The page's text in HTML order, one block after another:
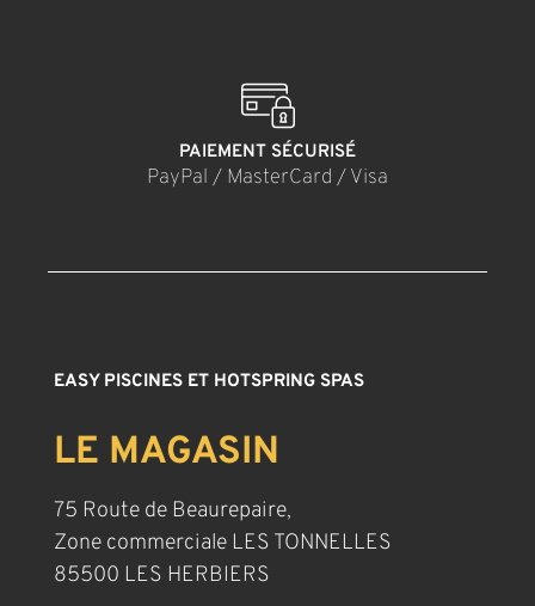
PAIEMENT SÉCURISÉ
PayPal / MasterCard / Visa
EASY PISCINES ET HOTSPRING SPAS
LE MAGASIN
75 Route de Beaurepaire,
Zone commerciale LES TONNELLES
85500 LES HERBIERS